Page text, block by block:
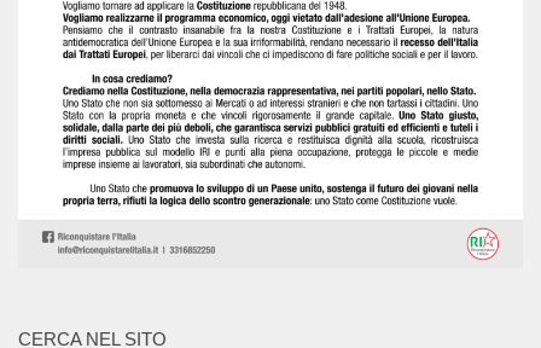
CERCA NEL SITO